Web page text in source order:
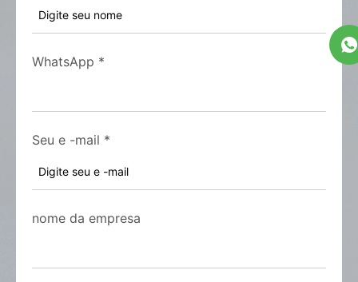
WhatsApp *
Seu e -mail *
nome da empresa